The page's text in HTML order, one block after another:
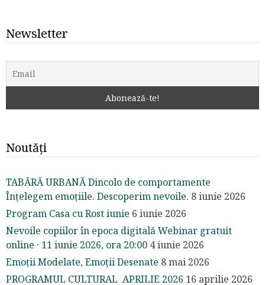
Newsletter
Noutăți
TABĂRĂ URBANĂ Dincolo de comportamente
Înțelegem emoțiile. Descoperim nevoile. 8 iunie 2026
Program Casa cu Rost iunie 6 iunie 2026
Nevoile copiilor în epoca digitală Webinar gratuit
online · 11 iunie 2026, ora 20:00 4 iunie 2026
Emoții Modelate, Emoții Desenate 8 mai 2026
PROGRAMUL CULTURAL APRILIE 2026 16 aprilie 2026